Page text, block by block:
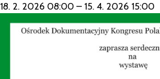
18. 2. 2026 08:00 – 15. 4. 2026 15:00